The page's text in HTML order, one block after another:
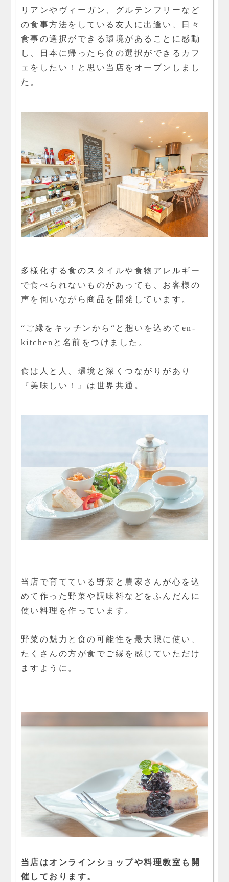
リアンやヴィーガン、グルテンフリーなど
の食事方法をしている友人に出逢い、日々
食事の選択ができる環境があることに感動
し、日本に帰ったら食の選択ができるカフ
ェをしたい！と思い当店をオープンしまし
た。
多様化する食のスタイルや食物アレルギー
で食べられないものがあっても、お客様の
声を伺いながら商品を開発しています。
“ご縁をキッチンから“と想いを込めてen-
kitchenと名前をつけました。
食は人と人、環境と深くつながりがあり
『美味しい！』は世界共通。
当店で育てている野菜と農家さんが心を込
めて作った野菜や調味料などをふんだんに
使い料理を作っています。
野菜の魅力と食の可能性を最大限に使い、
たくさんの方が食でご縁を感じていただけ
ますように。
当店はオンラインショップや料理教室も開
催しております。